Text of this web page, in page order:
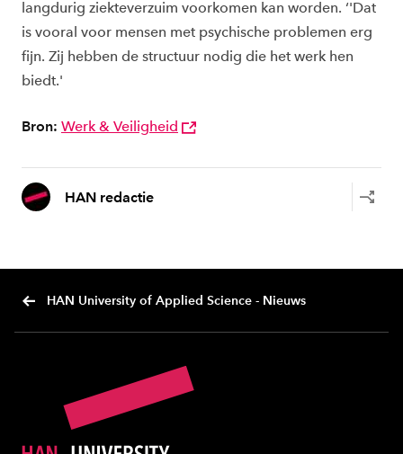
langdurig ziekteverzuim voorkomen kan worden. ‘'Dat
is vooral voor mensen met psychische problemen erg
fijn. Zij hebben de structuur nodig die het werk hen
biedt.'
Bron: Werk & Veiligheid
HAN redactie
HAN University of Applied Science - Nieuws